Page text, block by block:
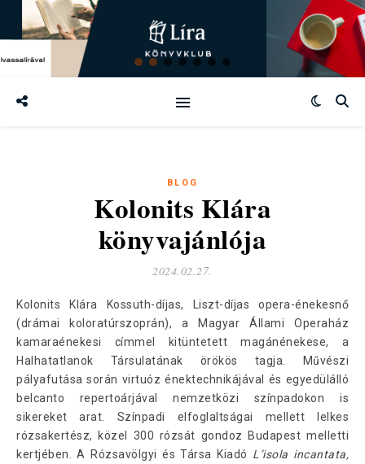
BLOG
Kolonits Klára
könyvajánlója
2024.02.27.
Kolonits Klára Kossuth-díjas, Liszt-díjas opera-énekesnő
(drámai koloratúrszoprán), a Magyar Állami Operaház
kamaraénekesi címmel kitüntetett magánénekese, a
Halhatatlanok Társulatának örökös tagja. Művészi
pályafutása során virtuóz énektechnikájával és egyedülálló
belcanto repertoárjával nemzetközi színpadokon is
sikereket arat. Színpadi elfoglaltságai mellett lelkes
rózsakertész, közel 300 rózsát gondoz Budapest melletti
kertjében. A Rózsavölgyi és Társa Kiadó Lʼisola incantata,